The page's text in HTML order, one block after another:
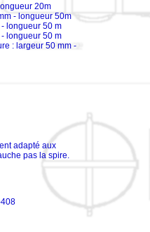
20m
- longueur 50m
longueur 50 m
longueur 50 m
: largeur 50 mm -
adapté aux
pas la spire.